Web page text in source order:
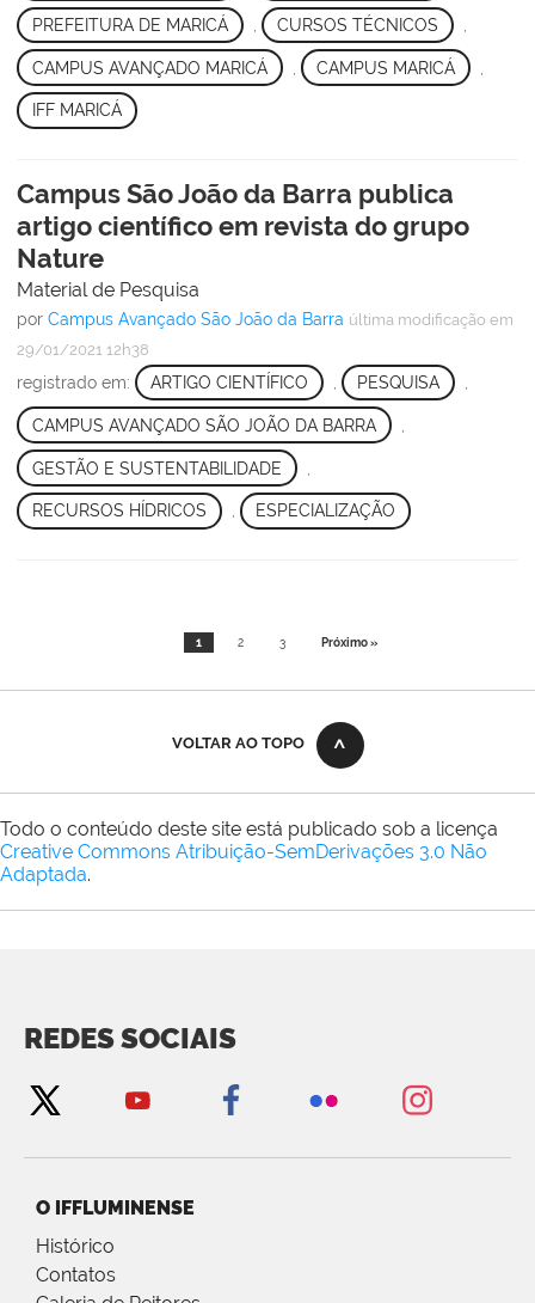
PREFEITURA DE MARICÁ CURSOS TÉCNICOS
CAMPUS AVANÇADO MARICÁ CAMPUS MARICÁ
IFF MARICÁ
Campus São João da Barra publica
artigo científico em revista do grupo
Nature
Material de Pesquisa
por Campus Avançado São João da Barra última modificação em
29/01/2021 12h38
registrado em: ARTIGO CIENTÍFICO PESQUISA
CAMPUS AVANÇADO SÃO JOÃO DA BARRA
GESTÃO E SUSTENTABILIDADE
RECURSOS HÍDRICOS , ESPECIALIZAÇÃO
1 2 3 Próximo »
VOLTAR AO TOPO
Todo o conteúdo deste site está publicado sob a licença
Creative Commons Atribuição-SemDerivações 3.0 Não
Adaptada.
REDES SOCIAIS
O IFFLUMINENSE
Histórico
Contatos